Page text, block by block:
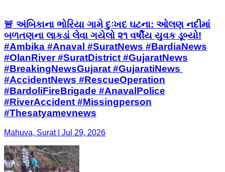
🚨 અંબિકાના ભોરિયા ગામે દુઃખદ ઘટના: ઓલણ નદીમાં
બળતણના લાકડાં લેવા ગયેલો ૨૧ વર્ષીય યુવક ડૂબ્યો! ​
#Ambika #Anaval #SuratNews #BardiaNews
#OlanRiver #SuratDistrict #GujaratNews
#BreakingNewsGujarat #GujaratiNews ​
#AccidentNews #RescueOperation
#BardoliFireBrigade #AnavalPolice
#RiverAccident #Missingperson
#Thesatyamevnews
Mahuva, Surat | Jul 29, 2026